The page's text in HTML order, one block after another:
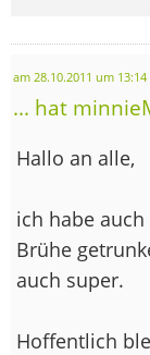
am 28.10.2011 um
... hat
Hallo an alle,
ich habe
Brühe
auch super.
Hoffentlich